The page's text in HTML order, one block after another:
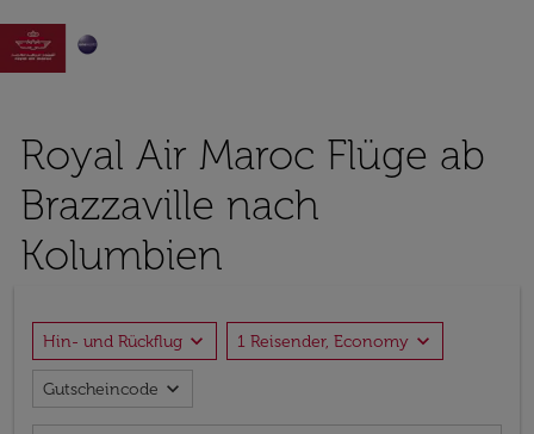

Royal Air Maroc Flüge ab
Brazzaville nach
Kolumbien
Hin- und Rückflug expand_more 1 Reisender, Economy expand_more
Gutscheincode expand_more